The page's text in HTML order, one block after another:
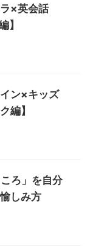
×英会話
】
ン×キッズ
編】
ろ」を自分
しみ方